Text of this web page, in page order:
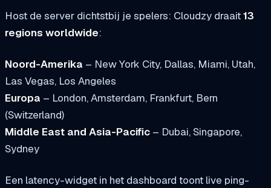
Host de server dichtstbij je spelers: Cloudzy draait13
regions worldwide:
Noord-Amerika – New York City, Dallas, Miami, Utah,
Las Vegas, Los Angeles
Europa – London, Amsterdam, Frankfurt, Bern
(Switzerland)
Middle East and Asia-Pacific – Dubai, Singapore,
Sydney
Een latency-widget in het dashboard toont live ping-